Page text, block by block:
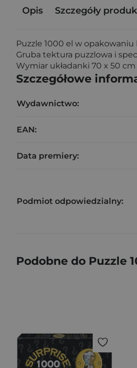
Opis Szczegóły
Puzzle 1000 el w
Gruba tektura puzzlowa i
Wymiar układanki 70 x 50 cm
Szczegółowe
Wydawnictwo:
EAN:
Data premiery:
Podmiot odpowiedzialny:
Podobne do Puzzle